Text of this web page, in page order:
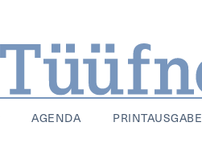
AGENDA PRINTAUSGABE